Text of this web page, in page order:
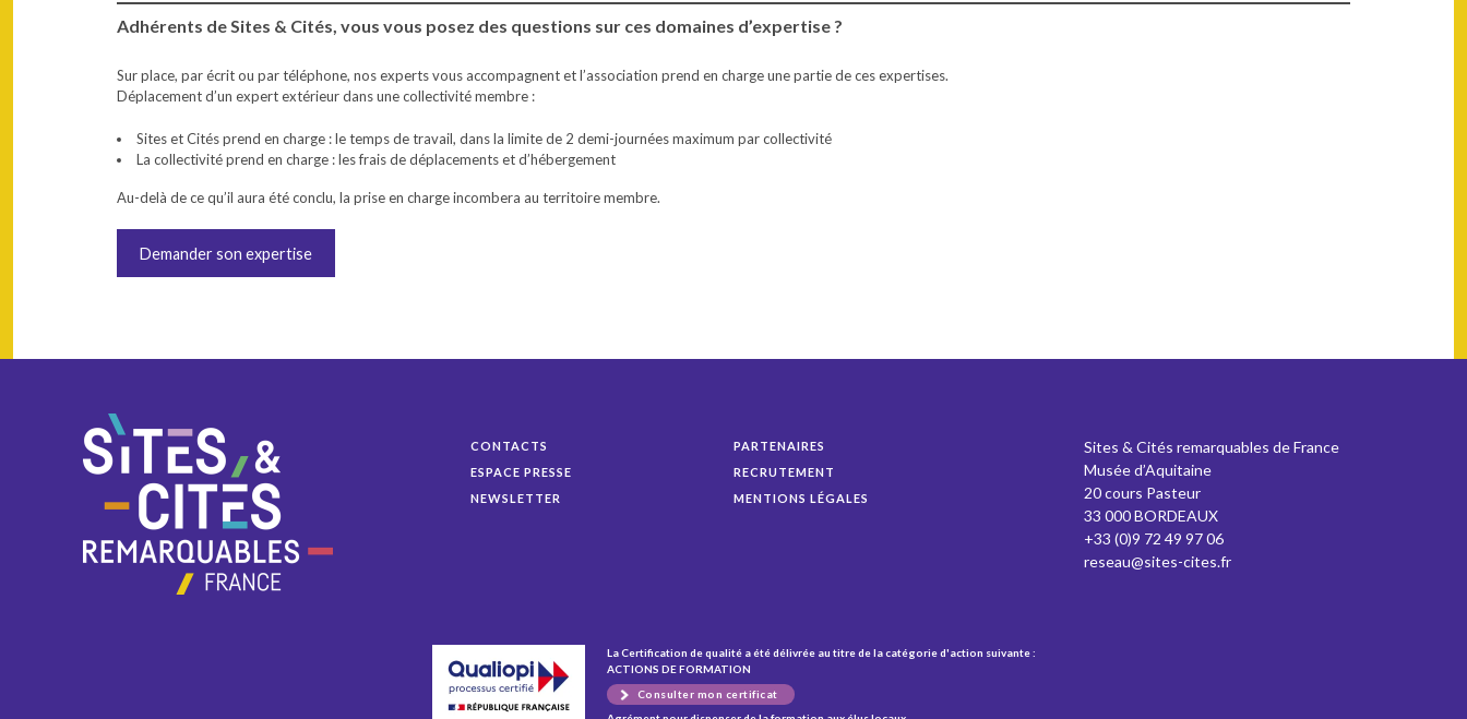
Adhérents de Sites & Cités, vous vous posez des ques­tions sur ces domaines d’expertise ?
Sur place, par écrit ou par télé­phone, nos experts vous accompagnent et l’as­so­ci­a­tion prend en charge une par­tie de ces expertises.
Déplace­ment d’un expert extérieur dans une col­lec­tiv­ité membre :
Sites et Cités prend en charge : le temps de tra­vail, dans la lim­ite de 2 demi-journées max­i­mum par collectivité
La col­lec­tiv­ité prend en charge : les frais de déplace­ments et d’hébergement
Au-delà de ce qu’il aura été con­clu, la prise en charge incombera au ter­ri­toire membre.
Demander son expertise
CONTACTS
ESPACE PRESSE
NEWSLETTER
PARTENAIRES
RECRUTEMENT
MENTIONS LÉGALES
Sites & Cités remarquables de France
Musée d’Aquitaine
20 cours Pasteur
33 000 BORDEAUX
+33 (0)9 72 49 97 06
reseau@sites-cites.fr
La Certification de qualité a été délivrée au titre de la catégorie d'action suivante :
ACTIONS DE FORMATION
Consulter mon certificat